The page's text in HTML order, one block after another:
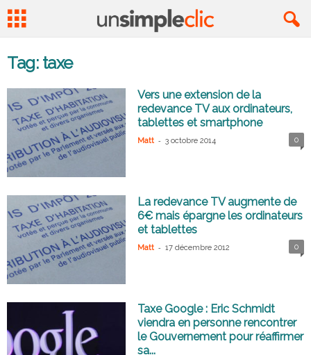
Tag: taxe
Vers une extension de la
redevance TV aux ordinateurs,
tablettes et smartphone
Matt - 3 octobre 2014 0
La redevance TV augmente de
6€ mais épargne les ordinateurs
et tablettes
Matt - 17 décembre 2012 0
Taxe Google : Eric Schmidt
viendra en personne rencontrer
le Gouvernement pour réaffirmer
sa...